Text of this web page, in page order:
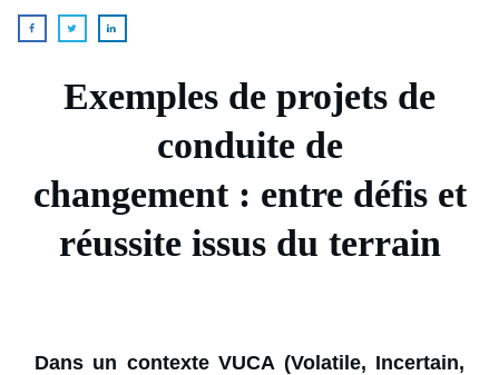
Exemples de projets de
conduite de
changement : entre défis et
réussite issus du terrain
Dans un contexte VUCA (Volatile, Incertain,